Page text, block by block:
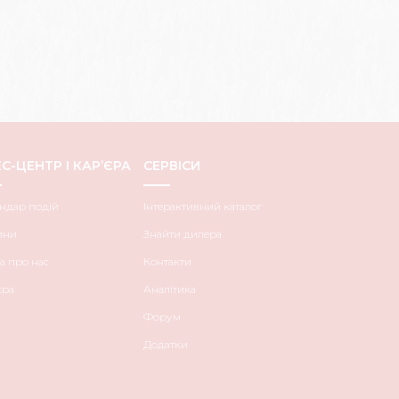
ЦЕНТР І КАР’ЄРА
подій
про нас
СЕРВІСИ
Інтерактивний каталог
Знайти дилера
Контакти
Аналітика
Форум
Додатки